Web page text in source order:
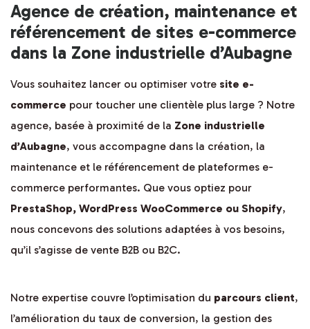
Agence de création, maintenance et
référencement de sites e-commerce
dans la Zone industrielle d’Aubagne
Vous souhaitez lancer ou optimiser votre site e-
commerce pour toucher une clientèle plus large ? Notre
agence, basée à proximité de la Zone industrielle
d’Aubagne, vous accompagne dans la création, la
maintenance et le référencement de plateformes e-
commerce performantes. Que vous optiez pour
PrestaShop, WordPress WooCommerce ou Shopify,
nous concevons des solutions adaptées à vos besoins,
qu’il s’agisse de vente B2B ou B2C.
Notre expertise couvre l’optimisation du parcours client,
l’amélioration du taux de conversion, la gestion des